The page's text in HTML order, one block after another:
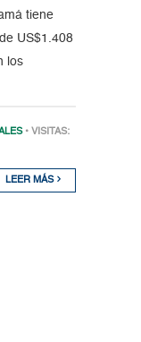
tiene
US$1.408
los
• VISITAS:
LEER MÁS